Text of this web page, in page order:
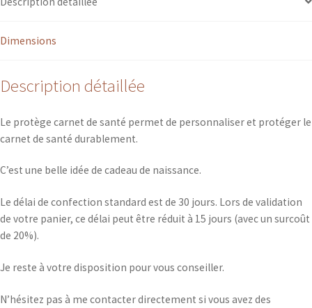
matelassé
Dimensions
Description détaillée
Le protège carnet de santé permet de personnaliser et protéger le
carnet de santé durablement.
C’est une belle idée de cadeau de naissance.
Le délai de confection standard est de 30 jours. Lors de validation
de votre panier, ce délai peut être réduit à 15 jours (avec un surcoût
de 20%).
Je reste à votre disposition pour vous conseiller.
N’hésitez pas à me contacter directement si vous avez des